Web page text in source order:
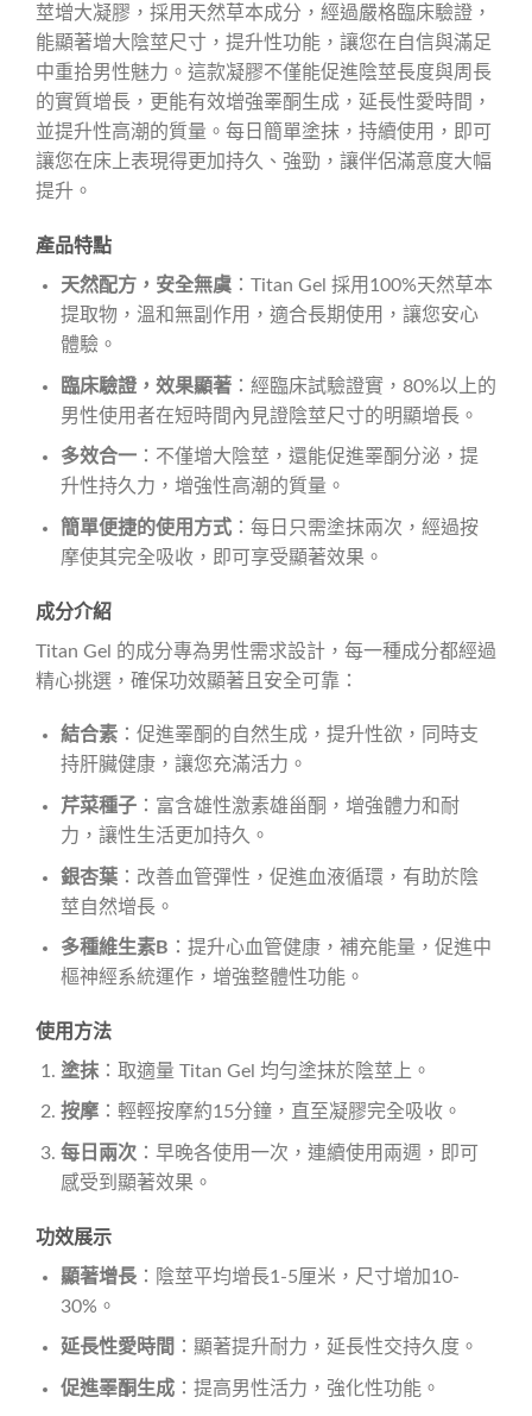
莖增大凝膠，採用天然草本成分，經過嚴格臨床驗證，
能顯著增大陰莖尺寸，提升性功能，讓您在自信與滿足
中重拾男性魅力。這款凝膠不僅能促進陰莖長度與周長
的實質增長，更能有效增強睪酮生成，延長性愛時間，
並提升性高潮的質量。每日簡單塗抹，持續使用，即可
讓您在床上表現得更加持久、強勁，讓伴侶滿意度大幅
提升。
產品特點
天然配方，安全無虞：Titan Gel 採用100%天然草本
提取物，溫和無副作用，適合長期使用，讓您安心
體驗。
臨床驗證，效果顯著：經臨床試驗證實，80%以上的
男性使用者在短時間內見證陰莖尺寸的明顯增長。
多效合一：不僅增大陰莖，還能促進睪酮分泌，提
升性持久力，增強性高潮的質量。
簡單便捷的使用方式：每日只需塗抹兩次，經過按
摩使其完全吸收，即可享受顯著效果。
成分介紹
Titan Gel 的成分專為男性需求設計，每一種成分都經過
精心挑選，確保功效顯著且安全可靠：
結合素：促進睪酮的自然生成，提升性欲，同時支
持肝臟健康，讓您充滿活力。
芹菜種子：富含雄性激素雄甾酮，增強體力和耐
力，讓性生活更加持久。
銀杏葉：改善血管彈性，促進血液循環，有助於陰
莖自然增長。
多種維生素B ：提升心血管健康，補充能量，促進中
樞神經系統運作，增強整體性功能。
使用方法
塗抹：取適量 Titan Gel 均勻塗抹於陰莖上。
按摩：輕輕按摩約15分鐘，直至凝膠完全吸收。
每日兩次：早晚各使用一次，連續使用兩週，即可
感受到顯著效果。
功效展示
顯著增長：陰莖平均增長1-5厘米，尺寸增加10-
30%。
延長性愛時間 ：顯著提升耐力，延長性交持久度。
促進睪酮生成：提高男性活力，強化性功能。